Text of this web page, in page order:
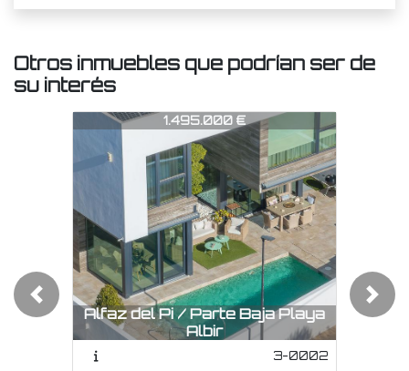
Otros inmuebles que podrían ser de
su interés
CHA10931.495.000 €
Alfaz del Pi / Parte Baja Playa
Albir
3-0002
CHA1093975.000 €
La Nucia / Urbanizaciones
CHA1089
Previous Next